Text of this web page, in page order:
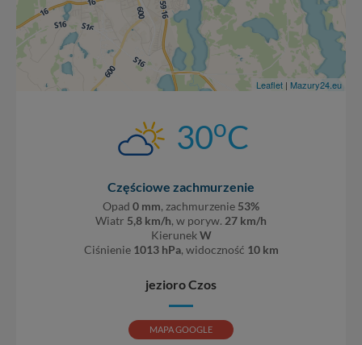
Leaflet | Mazury24.eu
30oC
Częściowe zachmurzenie
Opad 0 mm, zachmurzenie 53%
Wiatr 5,8 km/h, w poryw. 27 km/h
KierunekW
Ciśnienie 1013 hPa, widoczność 10 km
jezioro Czos
MAPA GOOGLE